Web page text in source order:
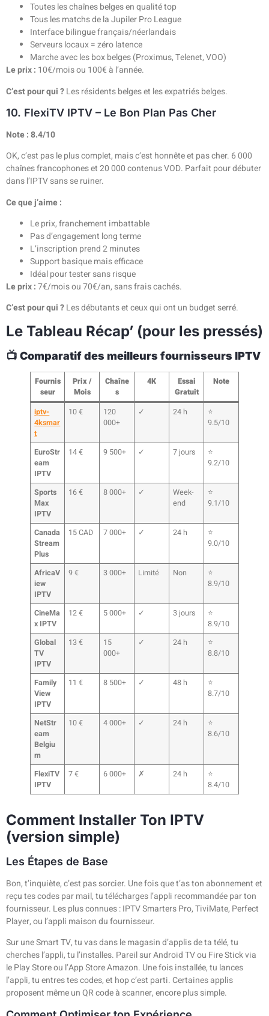
Toutes les chaînes belges en qualité top
Tous les matchs de la Jupiler Pro League
Interface bilingue français/néerlandais
Serveurs locaux = zéro latence
Marche avec les box belges (Proximus, Telenet, VOO)
Le prix : 10€/mois ou 100€ à l’année.
C’est pour qui ?Les résidents belges et les expatriés belges.
10. FlexiTV IPTV – Le Bon Plan Pas Cher
Note : 8.4/10
OK, c’est pas le plus complet, mais c’est honnête et pas cher. 6 000
chaînes francophones et 20 000 contenus VOD. Parfait pour débuter
dans l’IPTV sans se ruiner.
Ce que j’aime :
Le prix, franchement imbattable
Pas d’engagement long terme
L’inscription prend 2 minutes
Support basique mais efficace
Idéal pour tester sans risque
Le prix :7€/mois ou 70€/an, sans frais cachés.
C’est pour qui ?Les débutants et ceux qui ont un budget serré.
Le Tableau Récap’ (pour les pressés)
📺 Comparatif des meilleurs fournisseurs IPTV
Fournis
seur
Prix /
Mois
Chaîne
s
4K
Essai
Gratuit
Note
iptv-
4ksmar
t
10 €
120
000+
✓ 24 h
⭐
9.5/10
EuroStr
eam
IPTV
14 € 9 500+ ✓ 7 jours
⭐
9.2/10
Sports
Max
IPTV
16 € 8 000+ ✓
Week-
end
⭐
9.1/10
Canada
Stream
Plus
15 CAD 7 000+ ✓ 24 h
⭐
9.0/10
AfricaV
iew
IPTV
9 € 3 000+ Limité Non
⭐
8.9/10
CineMa
x IPTV
12 € 5 000+ ✓ 3 jours
⭐
8.9/10
Global
TV
IPTV
13 €
15
000+
✓ 24 h
⭐
8.8/10
Family
View
IPTV
11 € 8 500+ ✓ 48 h
⭐
8.7/10
NetStr
eam
Belgiu
m
10 € 4 000+ ✓ 24 h
⭐
8.6/10
FlexiTV
IPTV
7 € 6 000+ ✗ 24 h
⭐
8.4/10
Comment Installer Ton IPTV
(version simple)
Les Étapes de Base
Bon, t’inquiète, c’est pas sorcier. Une fois que t’as ton abonnement et
reçu tes codes par mail, tu télécharges l’appli recommandée par ton
fournisseur. Les plus connues : IPTV Smarters Pro, TiviMate, Perfect
Player, ou l’appli maison du fournisseur.
Sur une Smart TV, tu vas dans le magasin d’applis de ta télé, tu
cherches l’appli, tu l’installes. Pareil sur Android TV ou Fire Stick via
le Play Store ou l’App Store Amazon. Une fois installée, tu lances
l’appli, tu entres tes codes, et hop c’est parti. Certaines applis
proposent même un QR code à scanner, encore plus simple.